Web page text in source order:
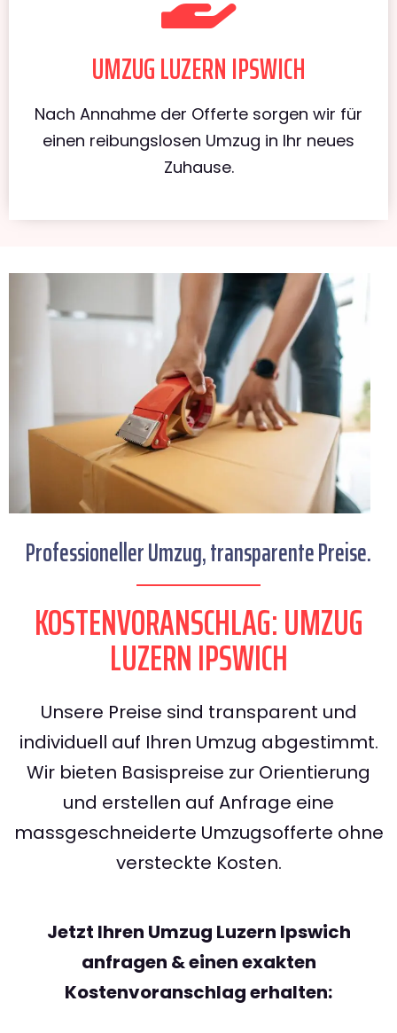
UMZUG LUZERN IPSWICH
Nach Annahme der Offerte sorgen wir für
einen reibungslosen Umzug in Ihr neues
Zuhause.
Professioneller Umzug, transparente Preise.
KOSTENVORANSCHLAG: UMZUG
LUZERN IPSWICH
Unsere Preise sind transparent und
individuell auf Ihren Umzug abgestimmt.
Wir bieten Basispreise zur Orientierung
und erstellen auf Anfrage eine
massgeschneiderte Umzugsofferte ohne
versteckte Kosten.
Jetzt Ihren Umzug Luzern Ipswich
anfragen & einen exakten
Kostenvoranschlag erhalten: